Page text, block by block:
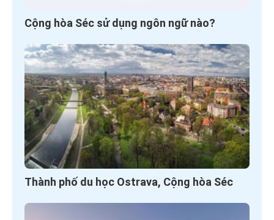
Cộng hòa Séc sử dụng ngôn ngữ nào?
Thành phố du học Ostrava, Cộng hòa Séc